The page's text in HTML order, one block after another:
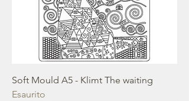
Soft Mould A5 - Klimt The waiting
Esaurito